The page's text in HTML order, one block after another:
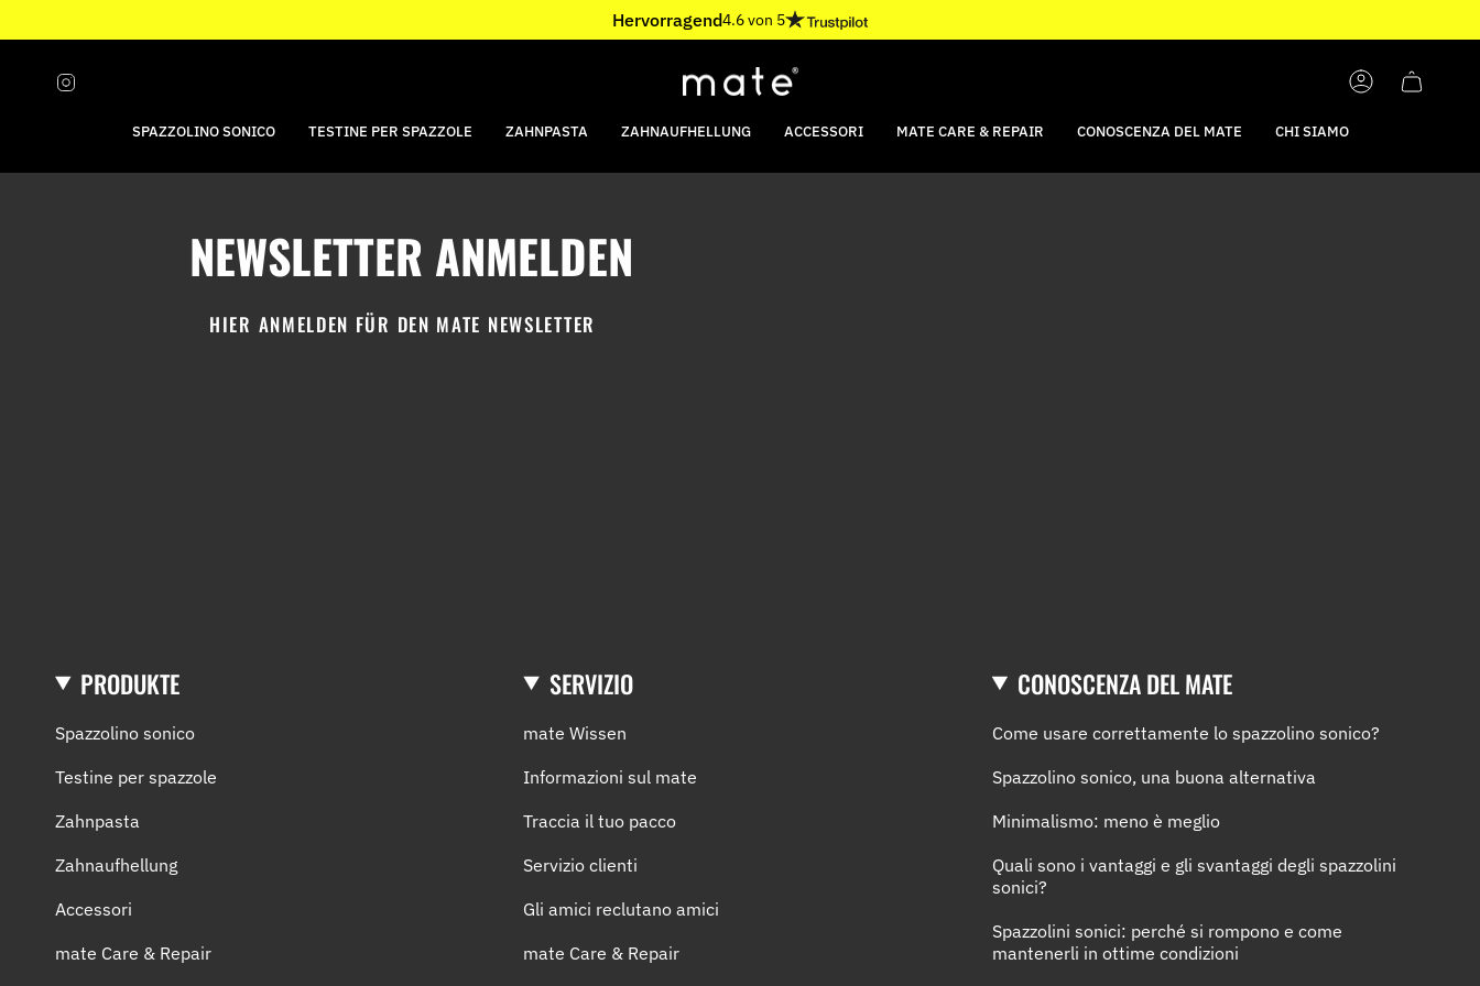
Hervorragend4.6 von 5
ACCOUNT
SPAZZOLINO SONICO TESTINE PER SPAZZOLE ZAHNPASTA ZAHNAUFHELLUNG ACCESSORI MATE CARE & REPAIR CONOSCENZA DEL MATE CHI SIAMO
NEWSLETTER ANMELDEN
HIER ANMELDEN FÜR DEN MATE NEWSLETTER
PRODUKTE
Spazzolino sonico
Testine per spazzole
Zahnpasta
Zahnaufhellung
Accessori
mate Care & Repair
SERVIZIO
mate Wissen
Informazioni sul mate
Traccia il tuo pacco
Servizio clienti
Gli amici reclutano amici
mate Care & Repair
CONOSCENZA DEL MATE
Come usare correttamente lo spazzolino sonico?
Spazzolino sonico, una buona alternativa
Minimalismo: meno è meglio
Quali sono i vantaggi e gli svantaggi degli spazzolini
sonici?
Spazzolini sonici: perché si rompono e come
mantenerli in ottime condizioni